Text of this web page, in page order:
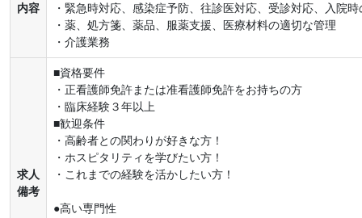
内容
・緊急時対応、感染症予防、往診医対応、受診対応、入院
・薬、処方箋、薬品、服薬支援、医療材料の適切な管理
・介護業務
求人
備考
■資格要件
・正看護師免許または准看護師免許をお持ちの方
・臨床経験３年以上
■歓迎条件
・高齢者との関わりが好きな方！
・ホスピタリティを学びたい方！
・これまでの経験を活かしたい方！
●高い専門性